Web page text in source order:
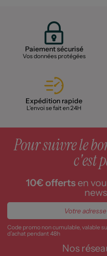
Paiement sécurisé
Vos données protégées
Expédition rapide
L'envoi se fait en 24H
Pour suivre le
c'est
10€ offertsen
Code promo non cumulable, valable
d’achat pendant 48h
Nos